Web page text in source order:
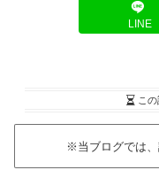
LINE
こ
※当ブログでは、